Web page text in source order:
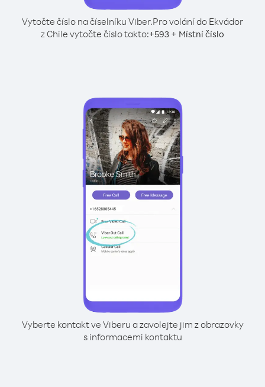
Vytočte číslo na číselníku Viber.Pro volání do Ekvádor
z Chile vytočte číslo takto:+593 + Místní číslo
Vyberte kontakt ve Viberu a zavolejte jim z obrazovky
s informacemi kontaktu